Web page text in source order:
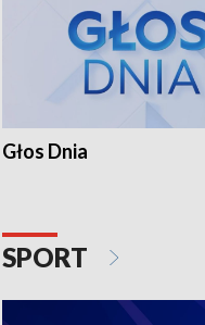
Głos Dnia
SPORT